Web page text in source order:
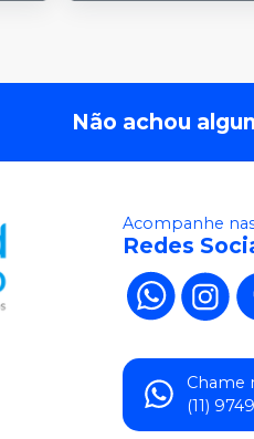
Não achou
Acompanhe
Redes
Chame
(11)